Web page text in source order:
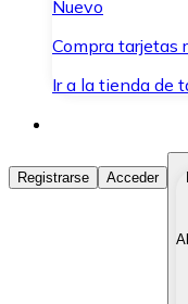
Nuevo
Compra tarjetas
Ir a la tienda de
Comprar
Compra
Vende tus
Registrarse Acceder